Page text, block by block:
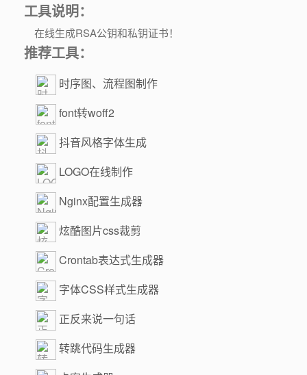
工具说明：
在线生成RSA公钥和私钥证书！
推荐工具：
时序图、流程图制作
font转woff2
抖音风格字体生成
LOGO在线制作
Nginx配置生成器
炫酷图片css裁剪
Crontab表达式生成器
字体CSS样式生成器
正反来说一句话
转跳代码生成器